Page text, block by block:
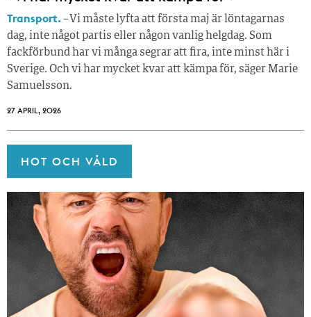
Transport.– Vi måste lyfta att första maj är löntagarnas
dag, inte något partis eller någon vanlig helgdag. Som
fackförbund har vi många segrar att fira, inte minst här i
Sverige. Och vi har mycket kvar att kämpa för, säger Marie
Samuelsson.
27 APRIL, 2026
HOT OCH VÅLD